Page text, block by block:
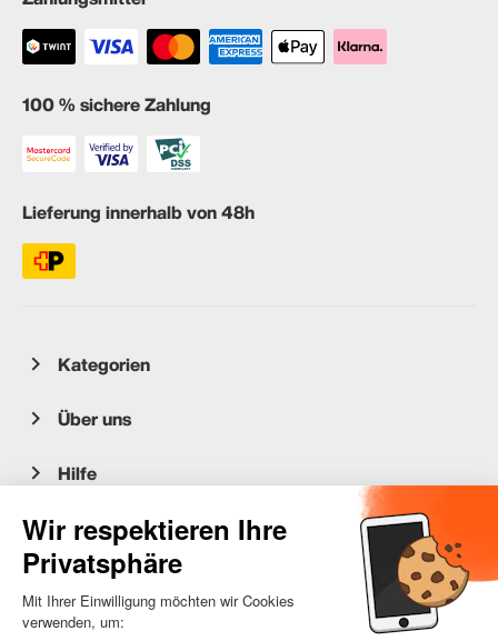
100 % sichere Zahlung
Lieferung innerhalb von 48h
Kategorien
Über uns
Hilfe
Kundenservice
occasion.migros.mobile@recommerce.com
Montag-Freitag 08:00-17:00